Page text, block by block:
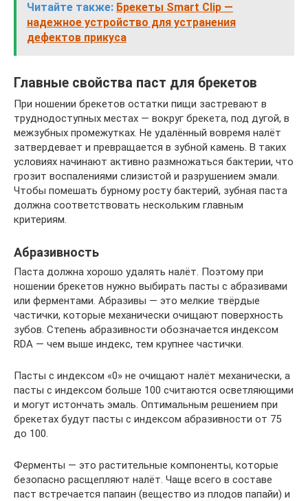
Читайте также: Брекеты Smart Clip —
надежное устройство для устранения
дефектов прикуса
Главные свойства паст для брекетов
При ношении брекетов остатки пищи застревают в
труднодоступных местах — вокруг брекета, под дугой, в
межзубных промежутках. Не удалённый вовремя налёт
затвердевает и превращается в зубной камень. В таких
условиях начинают активно размножаться бактерии, что
грозит воспалениями слизистой и разрушением эмали.
Чтобы помешать бурному росту бактерий, зубная паста
должна соответствовать нескольким главным
критериям.
Абразивность
Паста должна хорошо удалять налёт. Поэтому при
ношении брекетов нужно выбирать пасты с абразивами
или ферментами. Абразивы — это мелкие твёрдые
частички, которые механически очищают поверхность
зубов. Степень абразивности обозначается индексом
RDA — чем выше индекс, тем крупнее частички.
Пасты с индексом «0» не очищают налёт механически, а
пасты с индексом больше 100 считаются осветляющими
и могут истончать эмаль. Оптимальным решением при
брекетах будут пасты с индексом абразивности от 75
до 100.
Ферменты — это растительные компоненты, которые
безопасно расщепляют налёт. Чаще всего в составе
паст встречается папаин (вещество из плодов папайи) и